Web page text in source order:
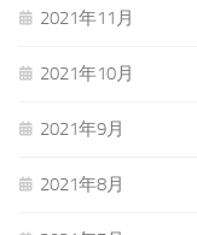
2021年11月
2021年10月
2021年9月
2021年8月